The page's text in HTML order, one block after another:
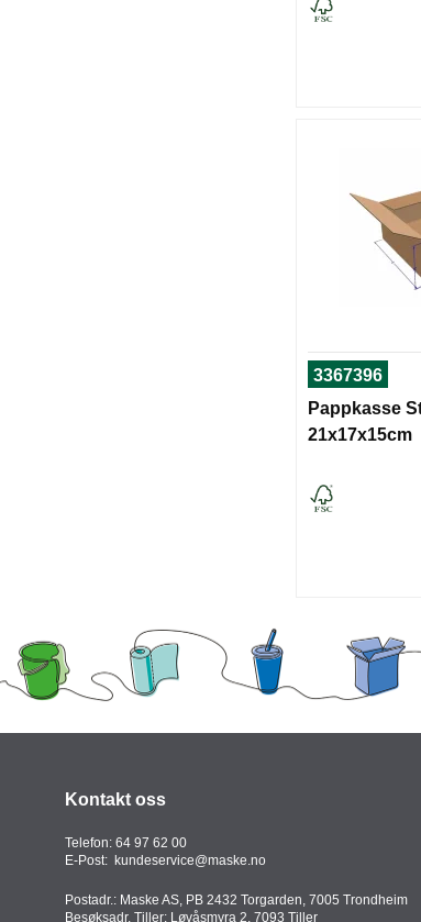
3367396
Pappkasse
21x17x15cm
Kontakt oss
Telefon: 64 97 62 00
E-Post: kundeservice@maske.no
Postadr.: Maske AS, PB 2432 Torgarden, 7005 Trondheim
Besøksadr. Tiller: Løvåsmyra 2, 7093 Tiller